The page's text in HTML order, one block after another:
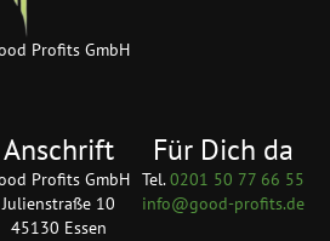
Profits GmbH
Anschrift
Profits GmbH
Julienstraße 10
45130 Essen
Für Dich da
Tel.0201 50 77 66 55
info@good-profits.de